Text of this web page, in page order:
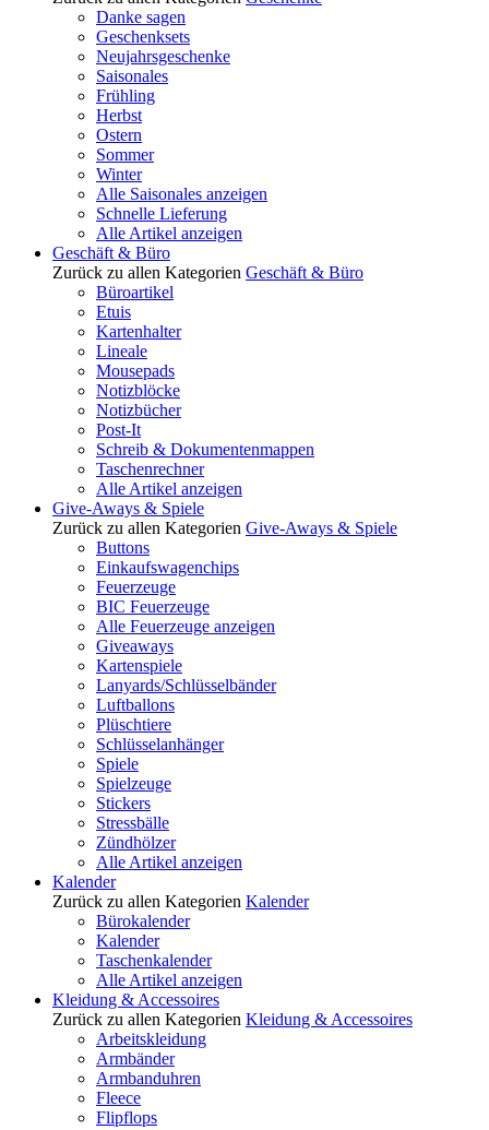
Danke sagen
Geschenksets
Neujahrsgeschenke
Saisonales
Frühling
Herbst
Ostern
Sommer
Winter
Alle Saisonales anzeigen
Schnelle Lieferung
Alle Artikel anzeigen
Geschäft & Büro
Zurück zu allen Kategorien Geschäft & Büro
Büroartikel
Etuis
Kartenhalter
Lineale
Mousepads
Notizblöcke
Notizbücher
Post-It
Schreib & Dokumentenmappen
Taschenrechner
Alle Artikel anzeigen
Give-Aways & Spiele
Zurück zu allen Kategorien Give-Aways & Spiele
Buttons
Einkaufswagenchips
Feuerzeuge
BIC Feuerzeuge
Alle Feuerzeuge anzeigen
Giveaways
Kartenspiele
Lanyards/Schlüsselbänder
Luftballons
Plüschtiere
Schlüsselanhänger
Spiele
Spielzeuge
Stickers
Stressbälle
Zündhölzer
Alle Artikel anzeigen
Kalender
Zurück zu allen Kategorien Kalender
Bürokalender
Kalender
Taschenkalender
Alle Artikel anzeigen
Kleidung & Accessoires
Zurück zu allen Kategorien Kleidung & Accessoires
Arbeitskleidung
Armbänder
Armbanduhren
Fleece
Flipflops